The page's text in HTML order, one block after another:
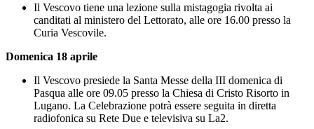
Il Vescovo tiene una lezione sulla mistagogia rivolta ai
canditati al ministero del Lettorato, alle ore 16.00 presso la
Curia Vescovile.
Domenica 18 aprile
Il Vescovo presiede la Santa Messe della III domenica di
Pasqua alle ore 09.05 presso la Chiesa di Cristo Risorto in
Lugano. La Celebrazione potrà essere seguita in diretta
radiofonica su Rete Due e televisiva su La2.